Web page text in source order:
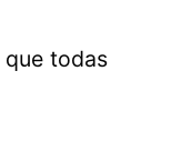
que todas